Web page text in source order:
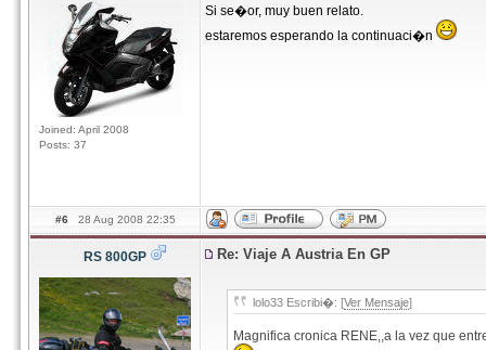
Joined: April 2008
Posts: 37
Si se�or, muy buen relato.
estaremos esperando la continuaci�n
#6 28 Aug 2008 22:35
RS 800GP Re: Viaje A Austria En GP
lolo33 Escribi�: [Ver Mensaje]
Magnifica cronica RENE,,a la vez que